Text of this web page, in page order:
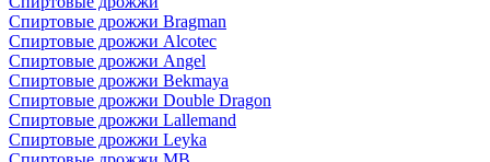
Спиртовые дрожжи Bragman
Спиртовые дрожжи Alcotec
Спиртовые дрожжи Angel
Спиртовые дрожжи Bekmaya
Спиртовые дрожжи Double Dragon
Спиртовые дрожжи Lallemand
Спиртовые дрожжи Leyka